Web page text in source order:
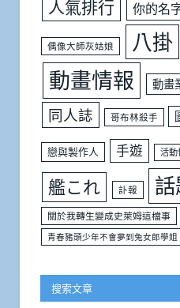
人氣排行 你的名
偶像大師灰姑娘 八掛
動畫情報 動畫
同人誌 哥布林殺手
戀與製作人 手遊 活動
艦これ 訃報
關於我轉生變成史萊姆這檔事
青春豬頭少年不會夢到兔女郎學姐
搜索文章